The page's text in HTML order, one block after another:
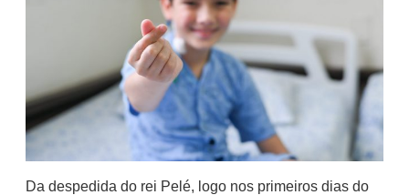
Da despedida do rei Pelé, logo nos primeiros dias do